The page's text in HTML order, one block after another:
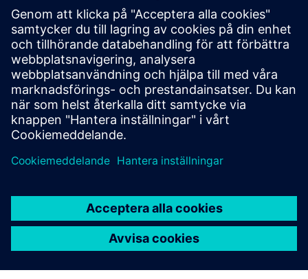
Siemens Xcelerator
Med Siemens Xcelerator är du aldrig ensam på din
digitala resa. Vårt ekosystem av experter, partners och
utvecklare ger omfattande support.